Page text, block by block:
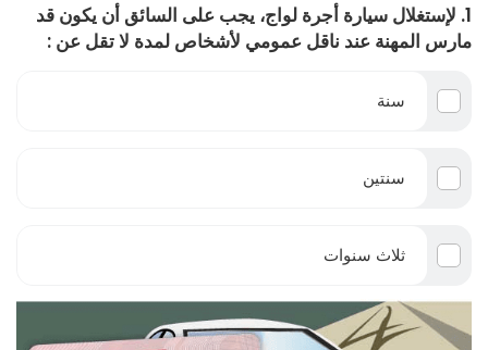
1. لإستغلال سيارة أجرة لواج، يجب على السائق أن يكون قد
مارس المهنة عند ناقل عمومي لأشخاص لمدة لا تقل عن :
سنة
سنتين
ثلاث سنوات